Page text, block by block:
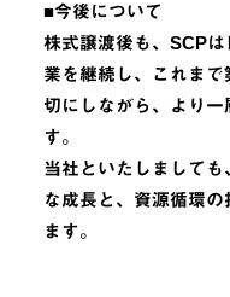
■今後について
株式譲渡後も、SCP
業を継続し、これま
切にしながら、より
す。
当社といたしまして
な成長と、資源循環
ます。